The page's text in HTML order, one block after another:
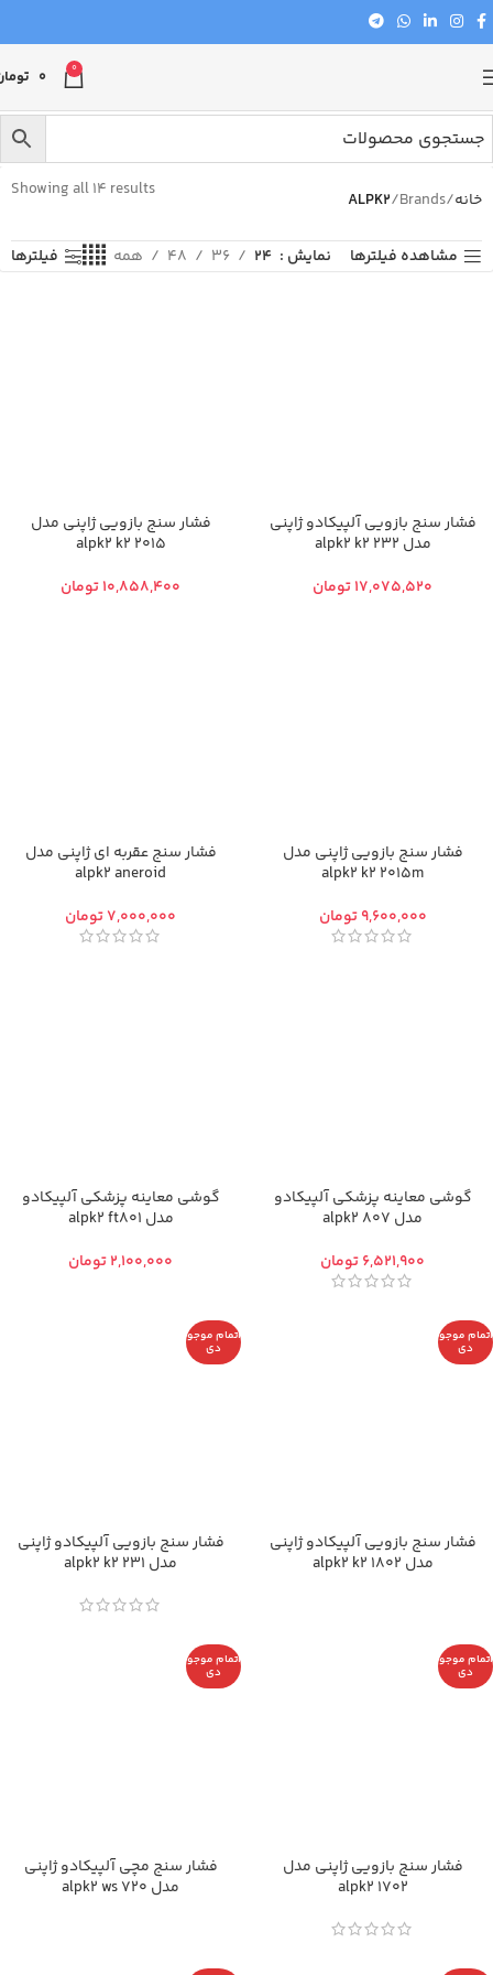
0
0
خانه Brands
ALPK2
Showing all 14 results
مشاهده فیلترها نمایش 24
36
48 همه فیلترها
فشار سنج بازویی آلپیکادو ژاپنی
مدل alpk2 k2 232
تومان
فشار سنج بازویی ژاپنی مدل
alpk2 k2 2015
تومان
فشار سنج بازویی ژاپنی مدل
alpk2 k2 2015m
تومان
فشار سنج عقربه ای ژاپنی مدل
alpk2 aneroid
تومان
گوشی معاینه پزشکی آلپیکادو
مدل alpk2 807
تومان
گوشی معاینه پزشکی آلپیکادو
مدل alpk2 ft801
تومان
اتمام موجو
دی
فشار سنج بازویی آلپیکادو ژاپنی
مدل alpk2 k2 1802
اتمام موجو
دی
فشار سنج بازویی آلپیکادو ژاپنی
مدل alpk2 k2 231
اتمام موجو
دی
فشار سنج بازویی ژاپنی مدل
alpk2 1702
اتمام موجو
دی
فشار سنج مچی آلپیکادو ژاپنی
مدل alpk2 ws 720